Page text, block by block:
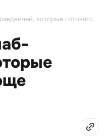
8 рецептов клаб-сэндвичей, которые готовятся проще простого